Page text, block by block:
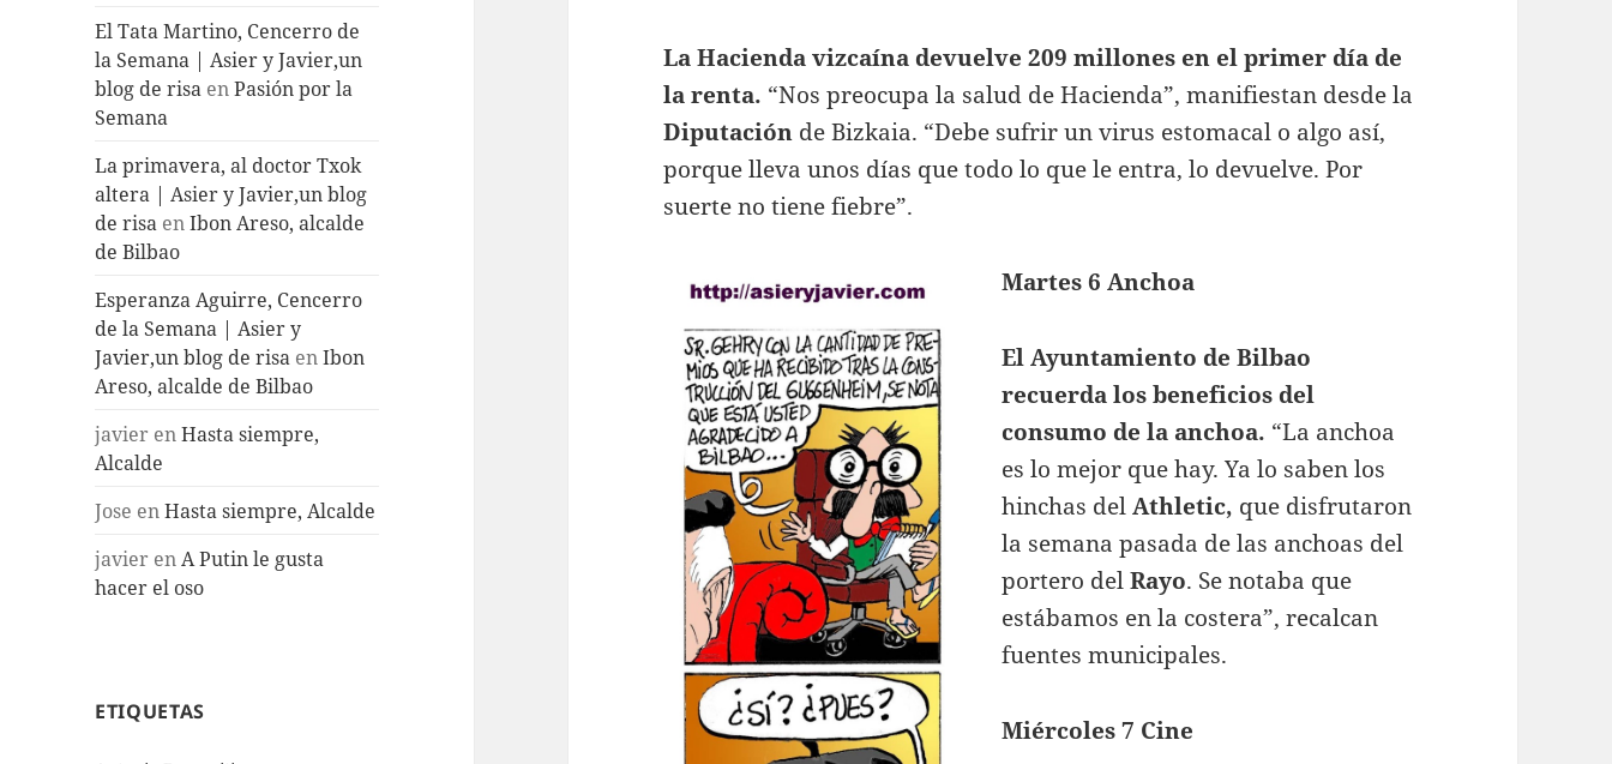
El Tata Martino, Cencerro de
la Semana | Asier y Javier,un
blog de risa enPasión por la
Semana
La primavera, al doctor Txok
altera | Asier y Javier,un blog
de risa enIbon Areso, alcalde
de Bilbao
Esperanza Aguirre, Cencerro
de la Semana | Asier y
Javier,un blog de risa enIbon
Areso, alcalde de Bilbao
javier enHasta siempre,
Alcalde
Jose enHasta siempre, Alcalde
javier enA Putin le gusta
hacer el oso
ETIQUETAS
La Hacienda vizcaína devuelve 209 millones en el primer día de
la renta. “Nos preocupa la salud de Hacienda”, manifiestan desde la
Diputación de Bizkaia. “Debe sufrir un virus estomacal o algo así,
porque lleva unos días que todo lo que le entra, lo devuelve. Por
suerte no tiene fiebre”.
Martes 6 Anchoa
El Ayuntamiento de Bilbao
recuerda los beneficios del
consumo de la anchoa. “La anchoa
es lo mejor que hay. Ya lo saben los
hinchas delAthletic, que disfrutaron
la semana pasada de las anchoas del
portero delRayo. Se notaba que
estábamos en la costera”, recalcan
fuentes municipales.
Miércoles 7 Cine